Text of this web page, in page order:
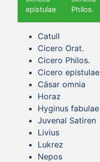
epistulae
Philos.
Catull
Cicero Orat.
Cicero Philos.
Cicero epistulae
Cäsar omnia
Horaz
Hyginus fabulae
Juvenal Satiren
Livius
Lukrez
Nepos